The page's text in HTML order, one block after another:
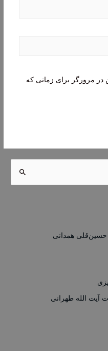
در مرورگر برای زمانی که
حسین‌قلی همدانی
آیت الله طهرانی